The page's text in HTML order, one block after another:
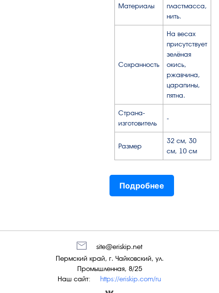
Материалы
пластмасса,
нить.
Сохранность
На весах
присутствует
зелёная
окись,
ржавчина,
царапины,
пятна.
Страна-
изготовитель
-
Размер
32 см, 30
см, 10 см
Подробнее
Наш сайт: https://eriskip.com/ru
Пермский край, г. Чайковский, ул.
Промышленная, 8/25
site@eriskip.net